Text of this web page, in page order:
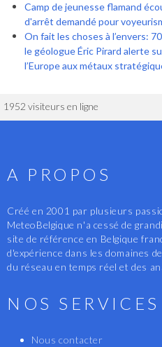
Camp de jeunesse flamand
d'arrêt demandé pour
On fait les choses à l’envers:
le géologue Éric Pirard alerte
l’Europe aux métaux
1952 visiteurs en ligne
A PROPOS
Créé en 2001 par plusieurs
MeteoBelgique n'a cessé de
site de référence en Belgique
d'expérience dans les domaines
du réseau en temps réel et des
NOS SERVICES
Nous contacter